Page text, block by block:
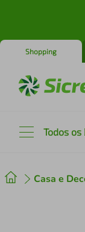
Shopping
Todos
Casa e